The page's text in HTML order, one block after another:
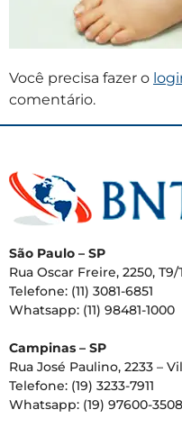
Você precisa fazer o
comentário.
São Paulo – SP
Rua Oscar Freire, 2250, T9/
Telefone: (11) 3081-6851
Whatsapp: (11) 98481-1000
Campinas – SP
Rua José Paulino, 2233 –
Telefone: (19) 3233-7911
Whatsapp: (19) 97600-3508